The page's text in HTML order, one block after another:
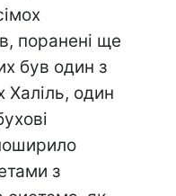
поранені ще
був один з
один
з